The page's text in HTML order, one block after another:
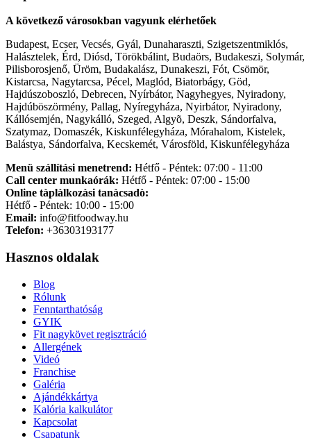
A következő városokban vagyunk elérhetőek
Budapest, Ecser, Vecsés, Gyál, Dunaharaszti, Szigetszentmiklós,
Halásztelek, Érd, Diósd, Törökbálint, Budaörs, Budakeszi, Solymár,
Pilisborosjenő, Üröm, Budakalász, Dunakeszi, Fót, Csömör,
Kistarcsa, Nagytarcsa, Pécel, Maglód, Biatorbágy, Göd,
Hajdúszoboszló, Debrecen, Nyírbátor, Nagyhegyes, Nyiradony,
Hajdúböszörmény, Pallag, Nyíregyháza, Nyirbátor, Nyiradony,
Kállósemjén, Nagykálló, Szeged, Algyõ, Deszk, Sándorfalva,
Szatymaz, Domaszék, Kiskunfélegyháza, Mórahalom, Kistelek,
Balástya, Sándorfalva, Kecskemét, Városföld, Kiskunfélegyháza
Menü szállítási menetrend: Hétfő - Péntek: 07:00 - 11:00
Call center munkaórák: Hétfő - Péntek: 07:00 - 15:00
Online tàplàlkozàsi tanàcsadò:
Hétfő - Péntek: 10:00 - 15:00
Email: info@fitfoodway.hu
Telefon: +36303193177
Hasznos oldalak
Blog
Rólunk
Fenntarthatóság
GYIK
Fit nagykövet regisztráció
Allergének
Videó
Franchise
Galéria
Ajándékkártya
Kalória kalkulátor
Kapcsolat
Csapatunk